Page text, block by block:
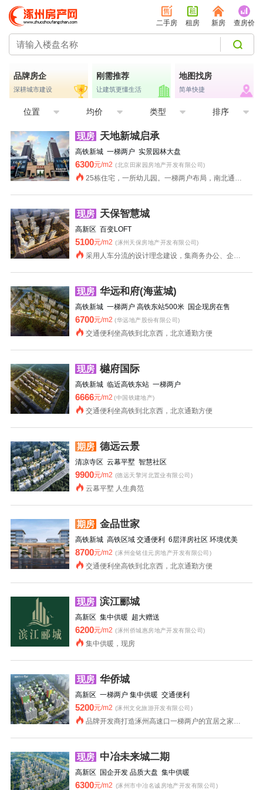
二手房 租房 新房 查房价
品牌房企
深耕城市建设
刚需推荐
让建筑更懂生活
地图找房
简单快捷
位置 均价 类型 排序
现房 天地新城启承
高铁新城 一梯两户 实景园林大盘
6300元/m2 (北京田家园房地产开发有限公司)
25栋住宅，一所幼儿园。一梯两户布局，南北通透，格局好，公摊小，实用，舒适度高；社区园采用坡地园林，35%绿化率，环境优美。
现房 天保智慧城
高新区 百变LOFT
5100元/m2 (涿州天保房地产开发有限公司)
采用人车分流的设计理念建设，集商务办公、企业总部办公、商业、微影吧、餐饮、会议于一体。项目共分两期开发，一期为3至7号楼外加部分商业，其余楼栋为二期建设。
现房 华远和府(海蓝城)
高铁新城 一梯两户 高铁东站500米 国企现房在售
6700元/m2 (华远地产股份有限公司)
交通便利坐高铁到北京西，北京通勤方便
现房 樾府国际
高铁新城 临近高铁东站 一梯两户
6666元/m2 (中国铁建地产)
交通便利坐高铁到北京西，北京通勤方便
期房 德远云景
清凉寺区 云幕平墅 智慧社区
9900元/m2 (德远天擎河北置业有限公司)
云幕平墅 人生典范
期房 金品世家
高铁新城 高铁区域 交通便利 6层洋房社区 环境优美
8700元/m2 (涿州金铭佳元房地产开发有限公司)
交通便利坐高铁到北京西，北京通勤方便
现房 滨江郦城
高新区 集中供暖 超大赠送
6200元/m2 (涿州侨城惠房地产开发有限公司)
集中供暖，现房
现房 华侨城
高新区 一梯两户 集中供暖 交通便利
5200元/m2 (涿州文化旅游开发有限公司)
品牌开发商打造涿州高速口一梯两户的宜居之家，集中供暖更舒适。
现房 中冶未来城二期
高新区 国企开发 品质大盘 集中供暖
6300元/m2 (涿州市中冶名诚房地产开发有限公司)